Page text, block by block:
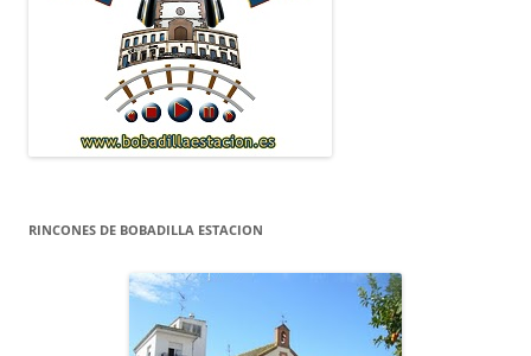
RINCONES DE BOBADILLA ESTACION